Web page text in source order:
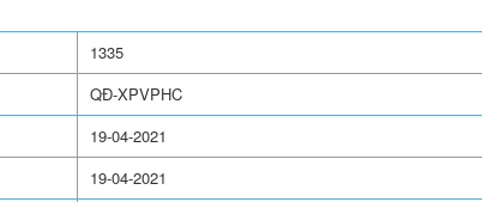
1335
QĐ-XPVPHC
19-04-2021
19-04-2021